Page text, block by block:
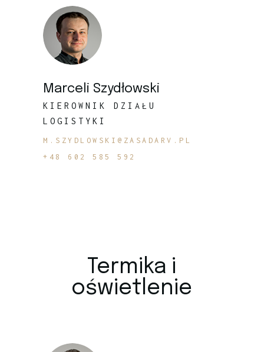
Marceli Szydłowski
KIEROWNIK DZIAŁU
LOGISTYKI
M.SZYDLOWSKI@ZASADARV.PL
+48 602 585 592
Termika i
oświetlenie